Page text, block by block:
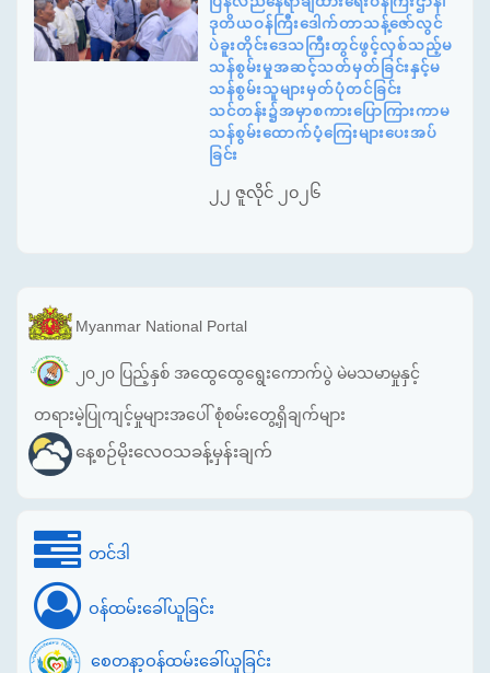
ဒုတိယဝန်ကြီးဒေါက်တာသန့်ဇော်လွင်
ပဲခူးတိုင်းဒေသကြီးတွင်ဖွင့်လှစ်သည့်မ
သန်စွမ်းမှုအဆင့်သတ်မှတ်ခြင်းနှင့်မ
သန်စွမ်းသူများမှတ်ပုံတင်ခြင်း
သင်တန်း၌အမှာစကားပြောကြားကာမ
သန်စွမ်းထောက်ပံ့ကြေးများပေးအပ်
ခြင်း
၂၂ ဇူလိုင် ၂၀၂၆
Myanmar National Portal
၂၀၂၀ ပြည့်နှစ် အထွေထွေရွေးကောက်ပွဲ မဲမသမာမှုနှင့်
တရားမဲ့ပြုကျင့်မှုများအပေါ် စုံစမ်းတွေ့ရှိချက်များ
နေ့စဉ်မိုးလေဝသခန့်မှန်းချက်
တင်ဒါ
ဝန်ထမ်းခေါ်ယူခြင်း
စေတနာ့ဝန်ထမ်းခေါ်ယူခြင်း